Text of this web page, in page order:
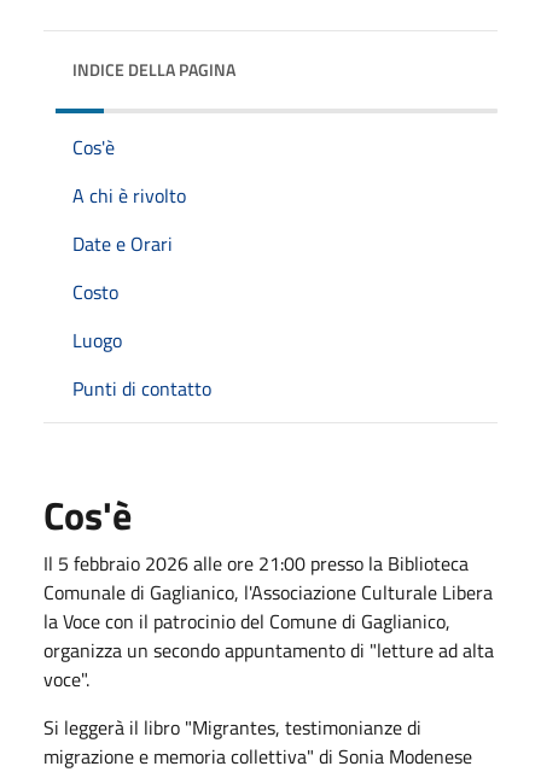
INDICE DELLA PAGINA
Cos'è
A chi è rivolto
Date e Orari
Costo
Luogo
Punti di contatto
Cos'è
Il 5 febbraio 2026 alle ore 21:00 presso la Biblioteca
Comunale di Gaglianico, l'Associazione Culturale Libera
la Voce con il patrocinio del Comune di Gaglianico,
organizza un secondo appuntamento di "letture ad alta
voce".
Si leggerà il libro "Migrantes, testimonianze di
migrazione e memoria collettiva" di Sonia Modenese